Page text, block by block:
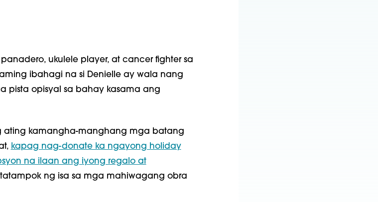
ukulele player, at cancer fighter sa
ibahagi na si Denielle ay wala nang
pista opisyal sa bahay kasama ang
ating kamangha-manghang mga batang
kapag nag-donate ka ngayong holiday
na ilaan ang iyong regalo at
ng isa sa mga mahiwagang obra